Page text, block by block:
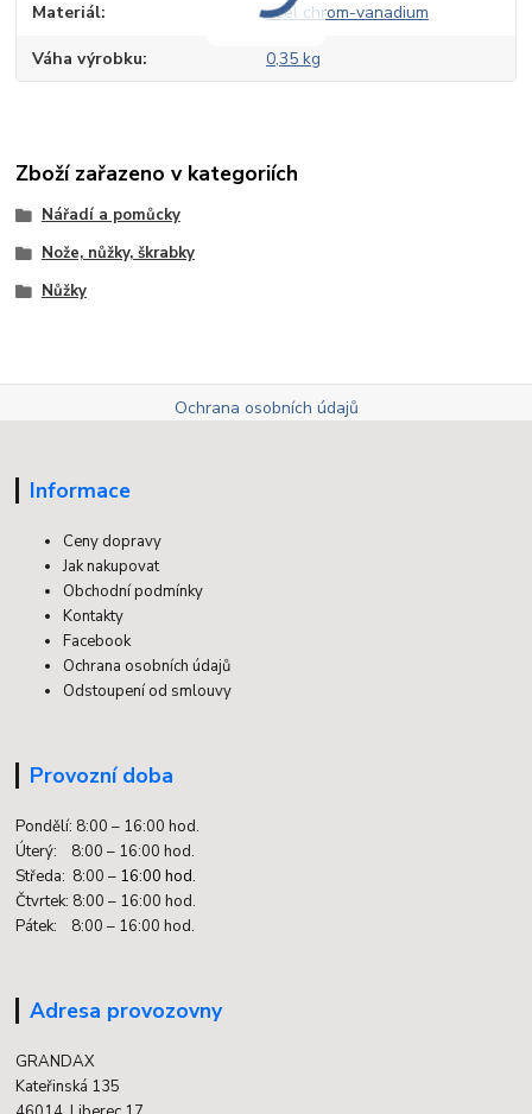
Materiál ocel chrom-vanadium
Váha výrobku 0,35 kg
Zboží zařazeno v kategoriích
Nářadí a pomůcky
Nože, nůžky, škrabky
Nůžky
Ochrana osobních údajů
Informace
Ceny dopravy
Jak nakupovat
Obchodní podmínky
Kontakty
Facebook
Ochrana osobních údajů
Odstoupení od smlouvy
Provozní doba
Pondělí: 8:00 – 16:00 hod.
Úterý: 8:00 – 16:00 hod.
Středa: 8:00 – 16:00 hod.
Čtvrtek: 8:00 – 16:00 hod.
Pátek: 8:00 – 16:00 hod.
Adresa provozovny
GRANDAX
Kateřinská 135